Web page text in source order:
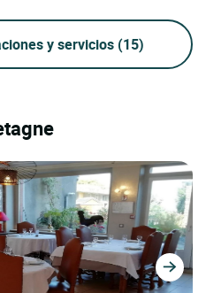
y servicios (15)